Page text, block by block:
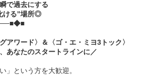
で過去にする
ける”場所◎
アワード〉＆〈ゴ・エ・ミヨ3トック〉
あなたのスタートラインに／
」という方を大歓迎。